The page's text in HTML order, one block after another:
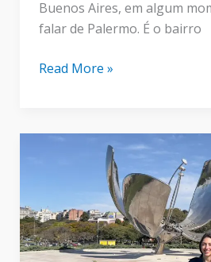
Buenos Aires, em algum
falar de Palermo. É o bairro
O
em
imperdíveis
Read More »